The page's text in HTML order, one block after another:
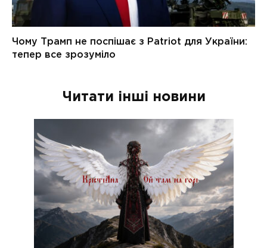
Читати інші новини